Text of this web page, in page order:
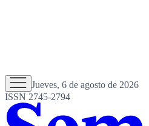
Jueves, 6 de agosto de 2026
ISSN 2745-2794